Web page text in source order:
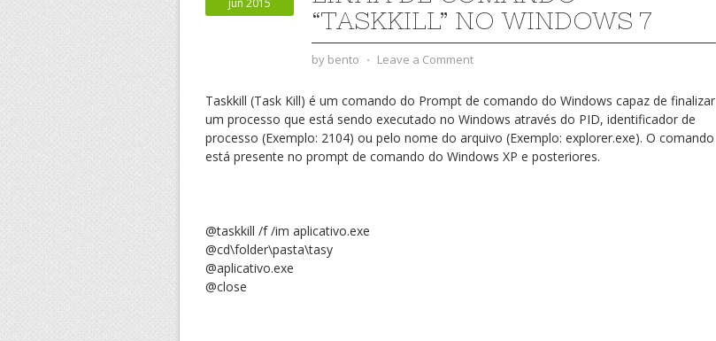
jun 2015
“TASKKILL” NO WINDOWS 7
by bento ⋅ Leave a Comment
Taskkill (Task Kill) é um comando do Prompt de comando do Windows capaz de finalizar
um processo que está sendo executado no Windows através do PID, identificador de
processo (Exemplo: 2104) ou pelo nome do arquivo (Exemplo: explorer.exe). O comando
está presente no prompt de comando do Windows XP e posteriores.
@taskkill /f /im aplicativo.exe
@cd\folder\pasta\tasy
@aplicativo.exe
@close